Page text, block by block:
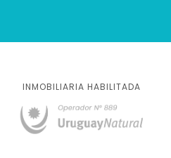
INMOBILIARIA HABILITADA